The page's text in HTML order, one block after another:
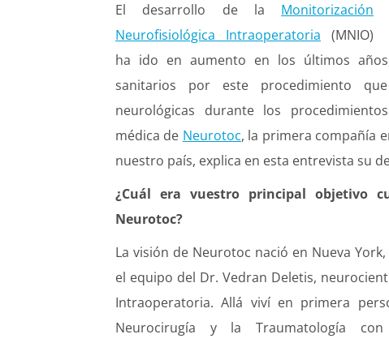
El desarrollo de la Monitorización
Neurofisiológica Intraoperatoria (MNIO)
ha ido en aumento en los últimos
sanitarios por este procedimiento
neurológicas durante los
médica de Neurotoc, la primera compañía
nuestro país, explica en esta entrevista su
¿Cuál era vuestro principal objetivo
Neurotoc?
La visión de Neurotoc nació en Nueva
el equipo del Dr. Vedran Deletis,
Intraoperatoria. Allá viví en primera
Neurocirugía y la Traumatología